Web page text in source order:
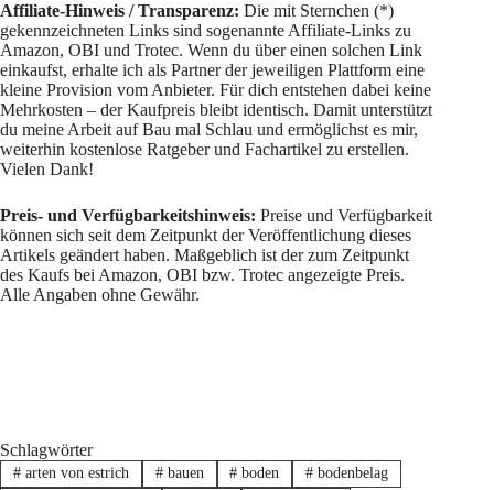
Affiliate-Hinweis / Transparenz: Die mit Sternchen (*)
gekennzeichneten Links sind sogenannte Affiliate-Links zu
Amazon, OBI und Trotec. Wenn du über einen solchen Link
einkaufst, erhalte ich als Partner der jeweiligen Plattform eine
kleine Provision vom Anbieter. Für dich entstehen dabei keine
Mehrkosten – der Kaufpreis bleibt identisch. Damit unterstützt
du meine Arbeit auf Bau mal Schlau und ermöglichst es mir,
weiterhin kostenlose Ratgeber und Fachartikel zu erstellen.
Vielen Dank!
Preis- und Verfügbarkeitshinweis: Preise und Verfügbarkeit
können sich seit dem Zeitpunkt der Veröffentlichung dieses
Artikels geändert haben. Maßgeblich ist der zum Zeitpunkt
des Kaufs bei Amazon, OBI bzw. Trotec angezeigte Preis.
Alle Angaben ohne Gewähr.
Schlagwörter
#arten von estrich #bauen # boden # bodenbelag